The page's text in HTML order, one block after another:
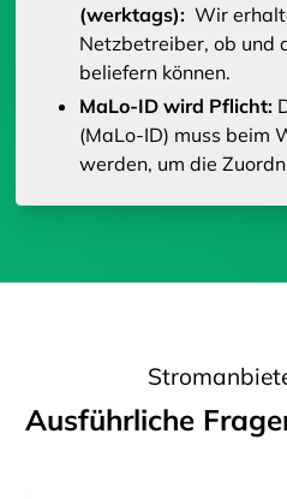
(werktags):Wir
Netzbetreiber, ob und
beliefern können.
MaLo-ID wird Pflicht:
(MaLo-ID) muss beim
werden, um die
Ausführliche